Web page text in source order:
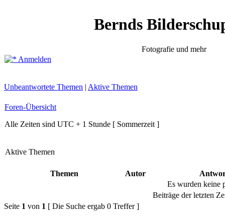
Bernds
Fotografie und mehr
Anmelden
Unbeantwortete Themen | Aktive Themen
Foren-Übersicht
Alle Zeiten sind UTC + 1 Stunde [ Sommerzeit ]
Aktive Themen
Themen Autor
Es wurden keine
Beiträge der letzten
Seite 1 von 1 [ Die Suche ergab 0 Treffer ]